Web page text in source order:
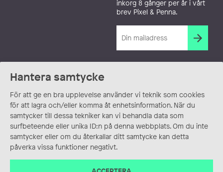
Hantera samtycke
För att ge en bra upplevelse använder vi teknik som cookies
för att lagra och/eller komma åt enhetsinformation. När du
samtycker till dessa tekniker kan vi behandla data som
surfbeteende eller unika ID:n på denna webbplats. Om du inte
samtycker eller om du återkallar ditt samtycke kan detta
påverka vissa funktioner negativt.
inkorg 8 gånger per år i vårt
brev Pixel & Penna.